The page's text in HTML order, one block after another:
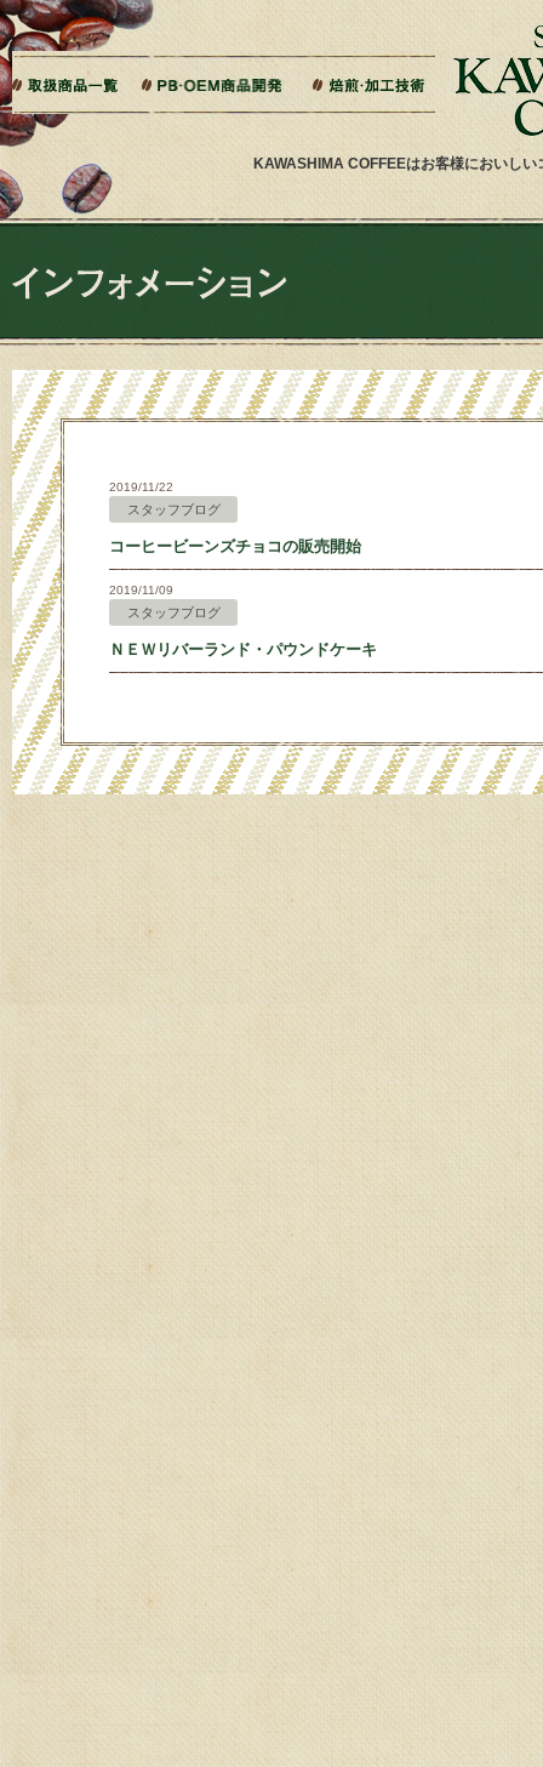
KAWASHIMA COFFEEはお客様においし
本文へジャンプ
ドリップバッグ加工
ティーバッグ加工
リキッドコーヒー加工
オーダー焙煎
パッケージデザイン・印刷
2019/11/22
スタッフブログ
コーヒービーンズチョコの販売開始
2019/11/09
スタッフブログ
ＮＥＷリバーランド・パウンドケーキ